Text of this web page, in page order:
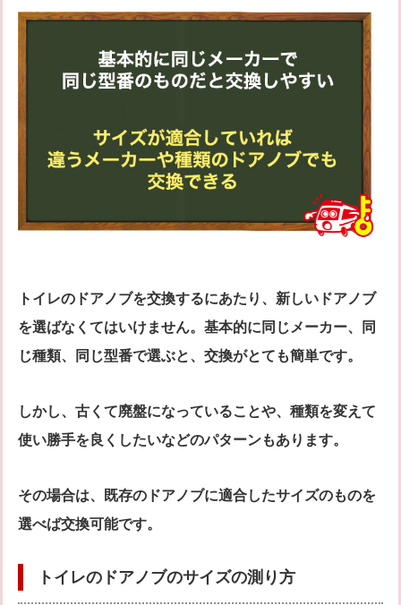
トイレのドアノブを交換するにあたり、新しいドアノブ
を選ばなくてはいけません。基本的に同じメーカー、同
じ種類、同じ型番で選ぶと、交換がとても簡単です。
しかし、古くて廃盤になっていることや、種類を変えて
使い勝手を良くしたいなどのパターンもあります。
その場合は、既存のドアノブに適合したサイズのものを
選べば交換可能です。
トイレのドアノブのサイズの測り方